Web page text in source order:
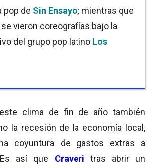
pop de Sin Ensayo; mientras que
se vieron coreografías bajo la
del grupo pop latino Los
clima de fin de año también
la recesión de la economía local,
coyuntura de gastos extras a
así que Craveri tras abrir un